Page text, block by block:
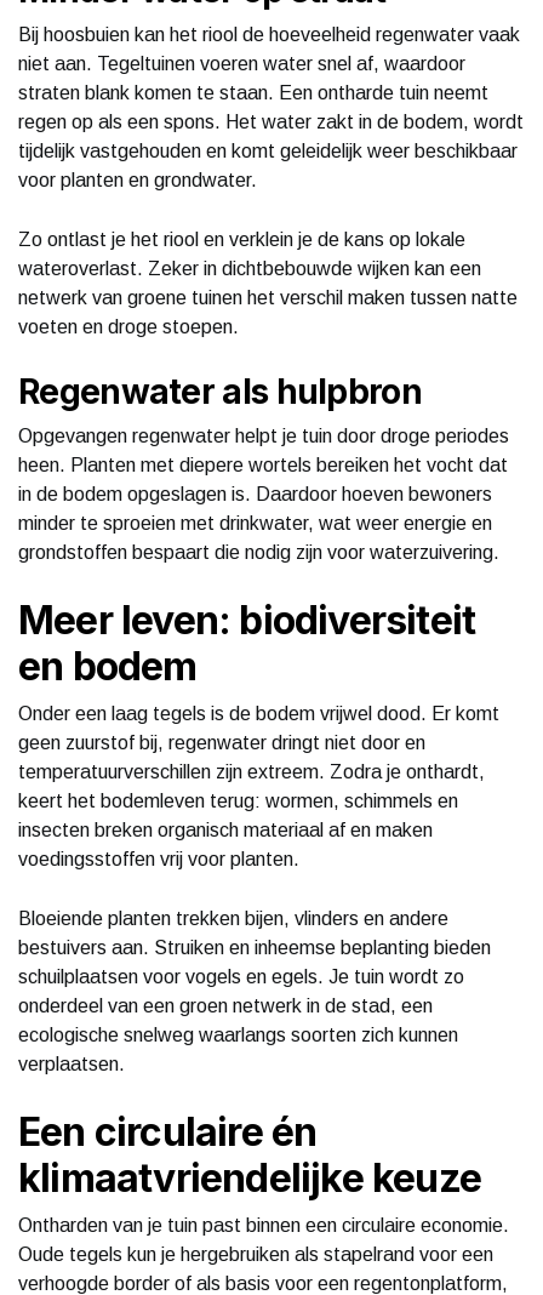
Bij hoosbuien kan het riool de hoeveelheid regenwater vaak
niet aan. Tegeltuinen voeren water snel af, waardoor
straten blank komen te staan. Een ontharde tuin neemt
regen op als een spons. Het water zakt in de bodem, wordt
tijdelijk vastgehouden en komt geleidelijk weer beschikbaar
voor planten en grondwater.
Zo ontlast je het riool en verklein je de kans op lokale
wateroverlast. Zeker in dichtbebouwde wijken kan een
netwerk van groene tuinen het verschil maken tussen natte
voeten en droge stoepen.
Regenwater als hulpbron
Opgevangen regenwater helpt je tuin door droge periodes
heen. Planten met diepere wortels bereiken het vocht dat
in de bodem opgeslagen is. Daardoor hoeven bewoners
minder te sproeien met drinkwater, wat weer energie en
grondstoffen bespaart die nodig zijn voor waterzuivering.
Meer leven: biodiversiteit
en bodem
Onder een laag tegels is de bodem vrijwel dood. Er komt
geen zuurstof bij, regenwater dringt niet door en
temperatuurverschillen zijn extreem. Zodra je onthardt,
keert het bodemleven terug: wormen, schimmels en
insecten breken organisch materiaal af en maken
voedingsstoffen vrij voor planten.
Bloeiende planten trekken bijen, vlinders en andere
bestuivers aan. Struiken en inheemse beplanting bieden
schuilplaatsen voor vogels en egels. Je tuin wordt zo
onderdeel van een groen netwerk in de stad, een
ecologische snelweg waarlangs soorten zich kunnen
verplaatsen.
Een circulaire én
klimaatvriendelijke keuze
Ontharden van je tuin past binnen een circulaire economie.
Oude tegels kun je hergebruiken als stapelrand voor een
verhoogde border of als basis voor een regentonplatform,